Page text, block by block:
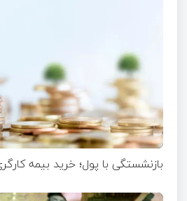
بازنشستگی با پول؛ خرید بیمه